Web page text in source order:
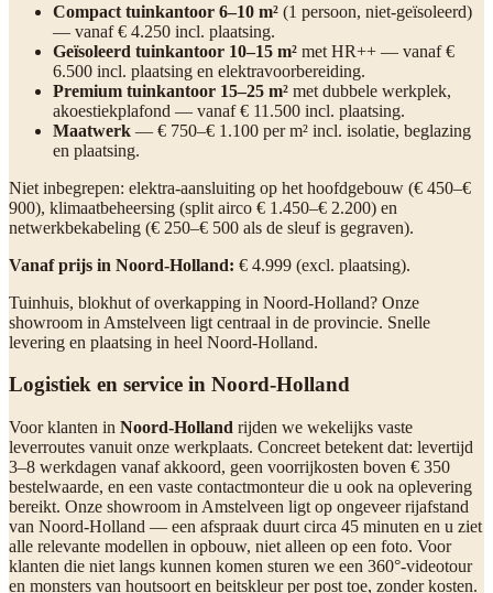
Compact tuinkantoor 6–10 m² (1 persoon, niet-geïsoleerd)
— vanaf € 4.250 incl. plaatsing.
Geïsoleerd tuinkantoor 10–15 m² met HR++ — vanaf €
6.500 incl. plaatsing en elektravoorbereiding.
Premium tuinkantoor 15–25 m² met dubbele werkplek,
akoestiekplafond — vanaf € 11.500 incl. plaatsing.
Maatwerk — € 750–€ 1.100 per m² incl. isolatie, beglazing
en plaatsing.
Niet inbegrepen: elektra-aansluiting op het hoofdgebouw (€ 450–€
900), klimaatbeheersing (split airco € 1.450–€ 2.200) en
netwerkbekabeling (€ 250–€ 500 als de sleuf is gegraven).
Vanaf prijs in Noord-Holland: € 4.999 (excl. plaatsing).
Tuinhuis, blokhut of overkapping in Noord-Holland? Onze
showroom in Amstelveen ligt centraal in de provincie. Snelle
levering en plaatsing in heel Noord-Holland.
Logistiek en service in Noord-Holland
Voor klanten in Noord-Holland rijden we wekelijks vaste
leverroutes vanuit onze werkplaats. Concreet betekent dat: levertijd
3–8 werkdagen vanaf akkoord, geen voorrijkosten boven € 350
bestelwaarde, en een vaste contactmonteur die u ook na oplevering
bereikt. Onze showroom in Amstelveen ligt op ongeveer rijafstand
van Noord-Holland — een afspraak duurt circa 45 minuten en u ziet
alle relevante modellen in opbouw, niet alleen op een foto. Voor
klanten die niet langs kunnen komen sturen we een 360°-videotour
en monsters van houtsoort en beitskleur per post toe, zonder kosten.